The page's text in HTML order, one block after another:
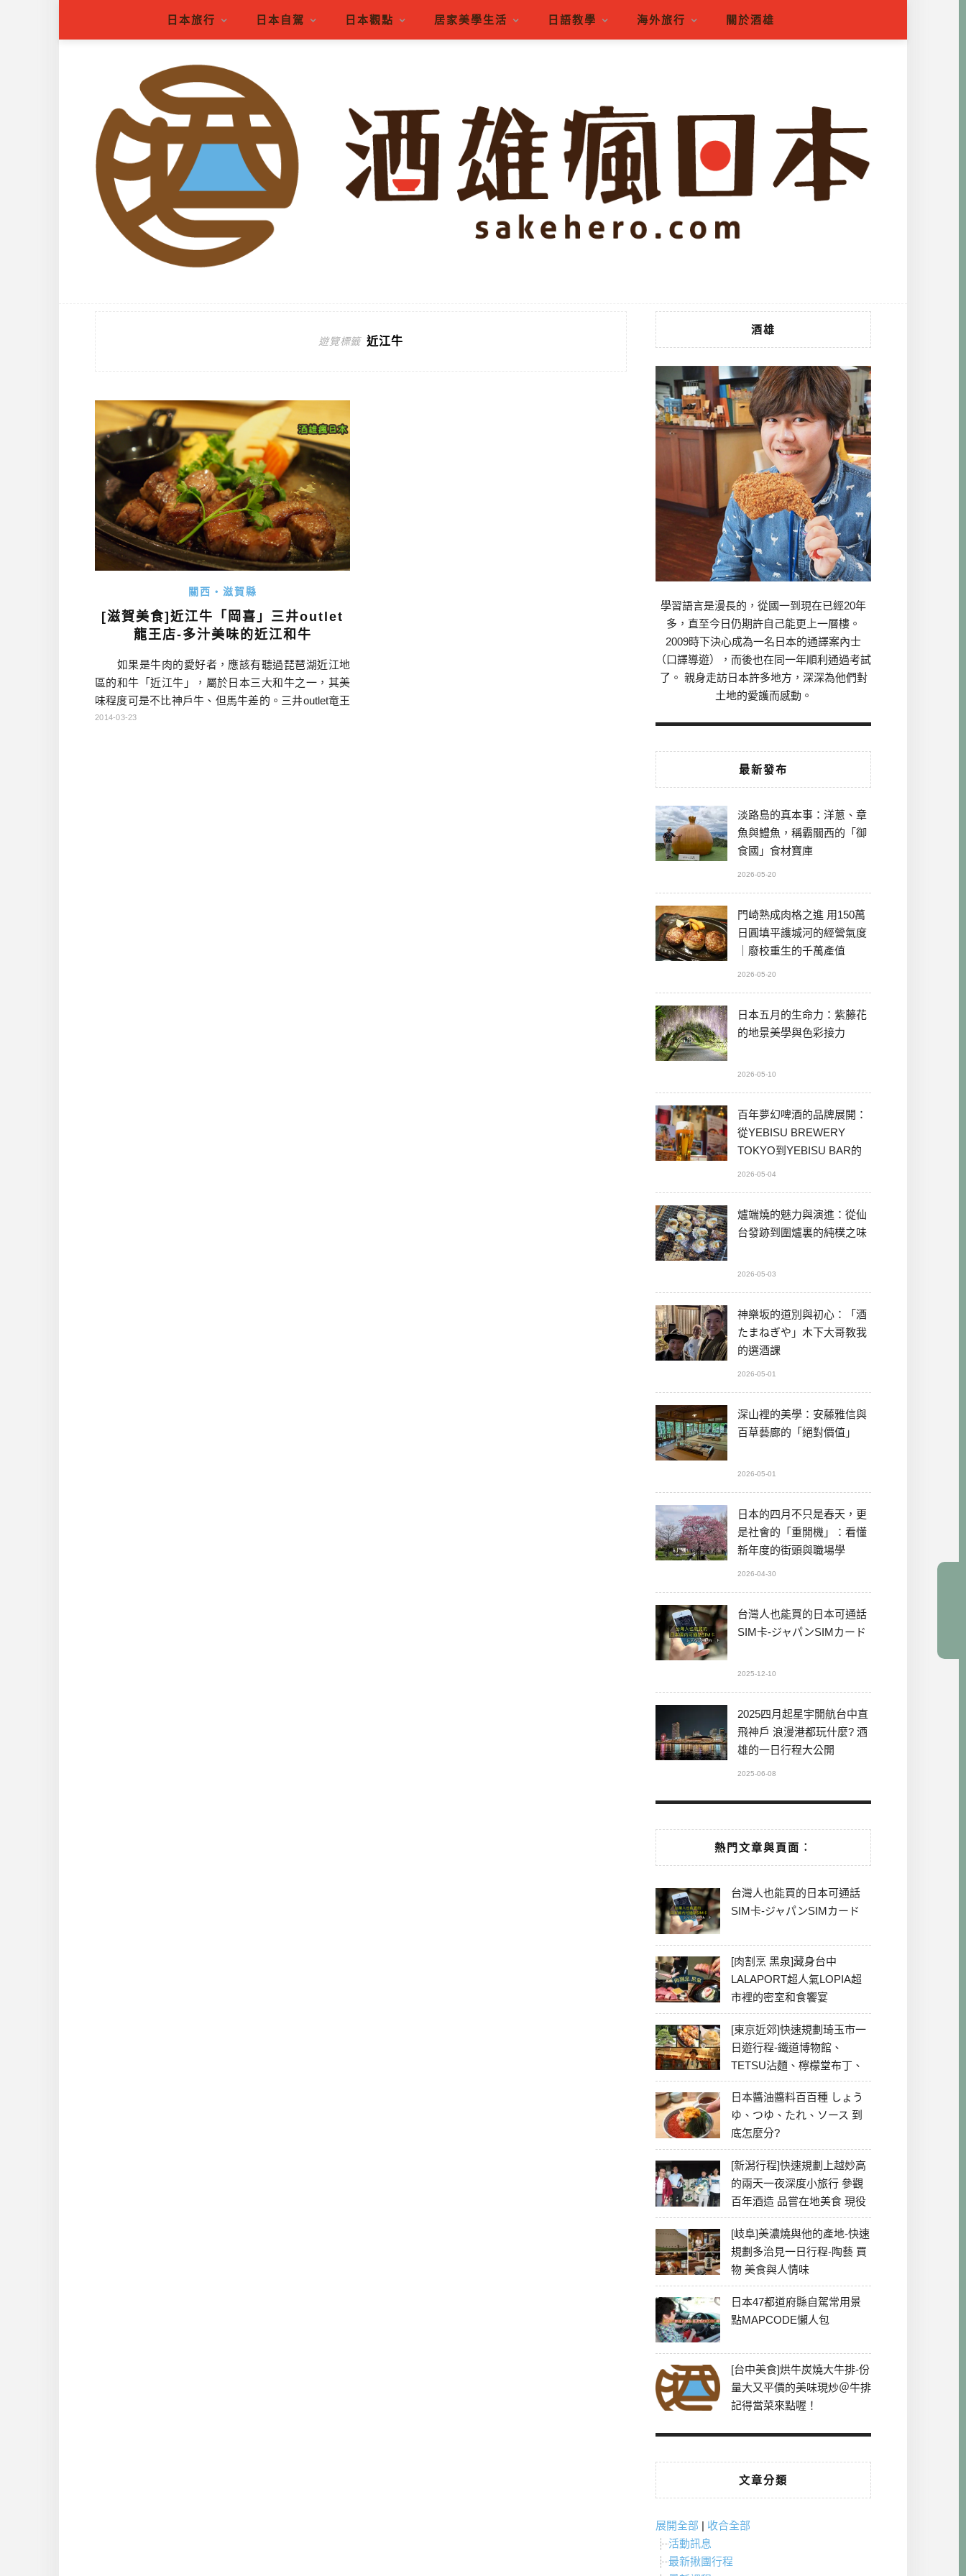
日本旅行 日本自駕 日本觀點 居家美學生活 日語教學 海外旅行 關於酒雄
遊覽標籤 近江牛
關西・滋賀縣
[滋賀美食]近江牛「岡喜」三井outlet
龍王店-多汁美味的近江和牛
如果是牛肉的愛好者，應該有聽過琵琶湖近江地
區的和牛「近江牛」，屬於日本三大和牛之一，其美
味程度可是不比神戶牛、但馬牛差的。三井outlet竜王
店裡面，就有近江牛名店「岡喜」來開的分店。非常
2014-03-23
酒雄
學習語言是漫長的，從國一到現在已經20年
多，直至今日仍期許自己能更上一層樓。
2009時下決心成為一名日本的通譯案內士
（口譯導遊），而後也在同一年順利通過考試
了。 親身走訪日本許多地方，深深為他們對
土地的愛護而感動。
最新發布
淡路島的真本事：洋蔥、章
魚與鱧魚，稱霸關西的「御
食國」食材寶庫
2026-05-20
門崎熟成肉格之進 用150萬
日圓填平護城河的經營氣度
｜廢校重生的千萬產值
2026-05-20
日本五月的生命力：紫藤花
的地景美學與色彩接力
2026-05-10
百年夢幻啤酒的品牌展開：
從YEBISU BREWERY
TOKYO到YEBISU BAR的
2026-05-04
爐端燒的魅力與演進：從仙
台發跡到圍爐裏的純樸之味
2026-05-03
神樂坂的道別與初心：「酒
たまねぎや」木下大哥教我
的選酒課
2026-05-01
深山裡的美學：安藤雅信與
百草藝廊的「絕對價值」
2026-05-01
日本的四月不只是春天，更
是社會的「重開機」：看懂
新年度的街頭與職場學
2026-04-30
台灣人也能買的日本可通話
SIM卡-ジャパンSIMカード
2025-12-10
2025四月起星宇開航台中直
飛神戶 浪漫港都玩什麼? 酒
雄的一日行程大公開
2025-06-08
熱門文章與頁面︰
台灣人也能買的日本可通話
SIM卡-ジャパンSIMカード
[肉割烹 黑泉]藏身台中
LALAPORT超人氣LOPIA超
市裡的密室和食饗宴
[東京近郊]快速規劃琦玉市一
日遊行程-鐵道博物館、
TETSU沾麵、檸檬堂布丁、
冰川神社、美食彙整
日本醬油醬料百百種 しょう
ゆ、つゆ、たれ、ソース 到
底怎麼分?
[新潟行程]快速規劃上越妙高
的兩天一夜深度小旅行 參觀
百年酒造 品嘗在地美食 現役
最老牌電影院
[岐阜]美濃燒與他的產地-快速
規劃多治見一日行程-陶藝 買
物 美食與人情味
日本47都道府縣自駕常用景
點MAPCODE懶人包
[台中美食]烘牛炭燒大牛排-份
量大又平價的美味現炒＠牛排
記得當菜來點喔！
文章分類
展開全部 | 收合全部
活動訊息
最新揪團行程